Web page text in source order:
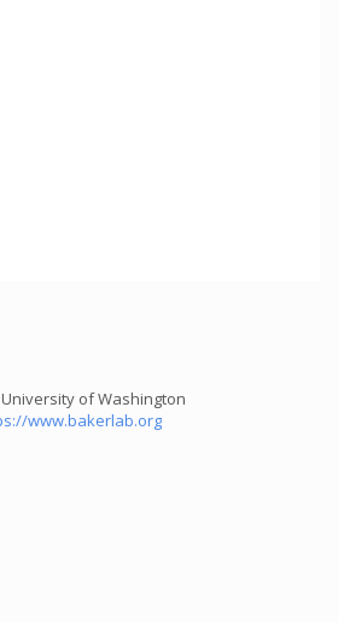
of Washington
www.bakerlab.org